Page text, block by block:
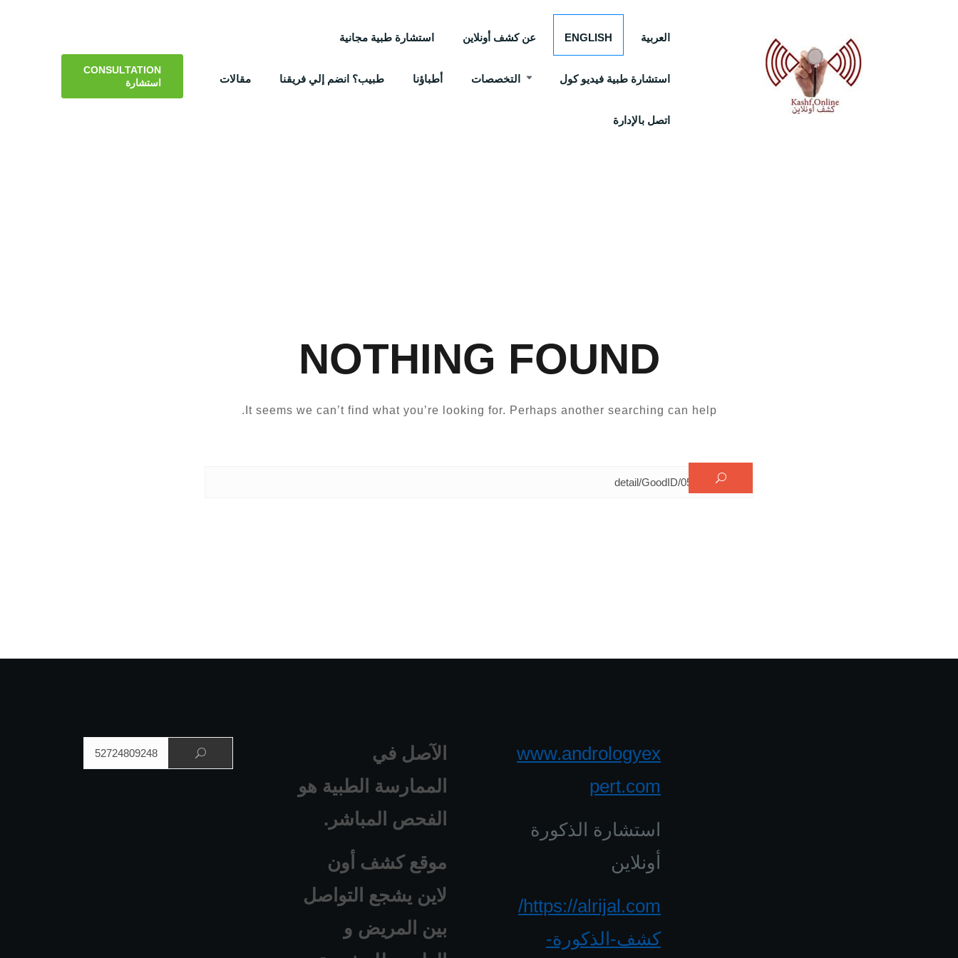
العربية ENGLISH عن كشف أونلاين استشارة طبية مجانية
استشارة طبية فيديو كول التخصصات أطباؤنا طبيب؟ انضم إلي فريقنا مقالات
اتصل بالإدارة
CONSULTATION
استشارة
NOTHING FOUND
It seems we can’t find what you’re looking for. Perhaps another searching can help.
الآصل في
الممارسة الطبية هو
الفحص المباشر.
موقع كشف أون
لاين يشجع التواصل
بين المريض و
www.andrologyex
pert.com
استشارة الذكورة
أونلاين
https://alrijal.com/
كشف-الذكورة-